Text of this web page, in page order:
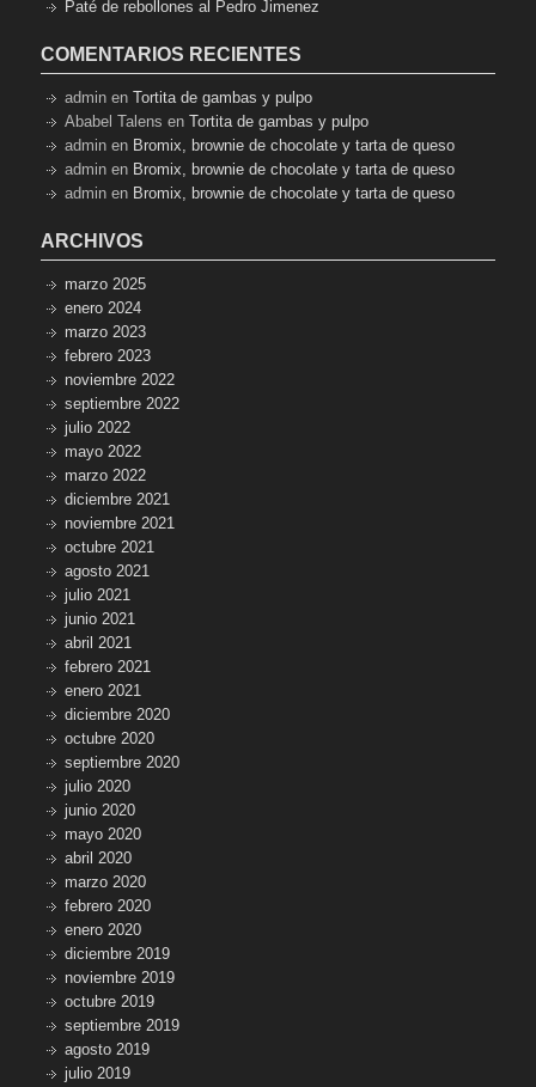
Paté de rebollones al Pedro Jimenez
COMENTARIOS RECIENTES
admin en Tortita de gambas y pulpo
Ababel Talens en Tortita de gambas y pulpo
admin en Bromix, brownie de chocolate y tarta de queso
admin en Bromix, brownie de chocolate y tarta de queso
admin en Bromix, brownie de chocolate y tarta de queso
ARCHIVOS
marzo 2025
enero 2024
marzo 2023
febrero 2023
noviembre 2022
septiembre 2022
julio 2022
mayo 2022
marzo 2022
diciembre 2021
noviembre 2021
octubre 2021
agosto 2021
julio 2021
junio 2021
abril 2021
febrero 2021
enero 2021
diciembre 2020
octubre 2020
septiembre 2020
julio 2020
junio 2020
mayo 2020
abril 2020
marzo 2020
febrero 2020
enero 2020
diciembre 2019
noviembre 2019
octubre 2019
septiembre 2019
agosto 2019
julio 2019